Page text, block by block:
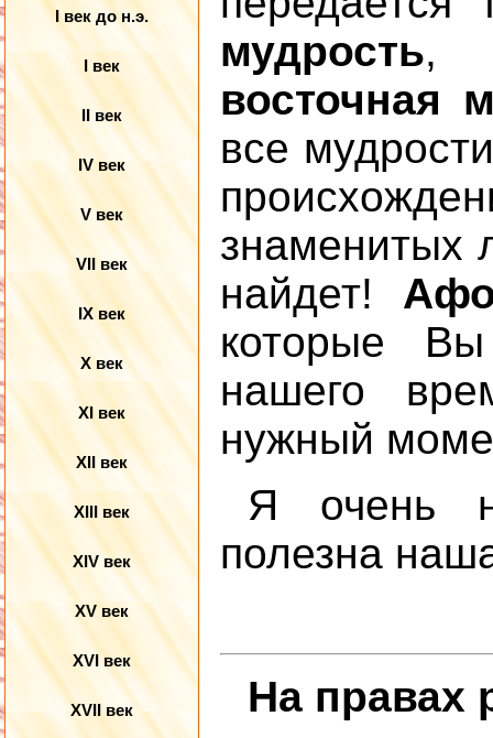
I век до н.э.
I век
II век
IV век
V век
VII век
IX век
X век
XI век
XII век
XIII век
XIV век
XV век
XVI век
XVII век
мудрость
восточная
все
знаменитых
найдет!
которые
нашего
нужный
Я очень
полезна
На правах